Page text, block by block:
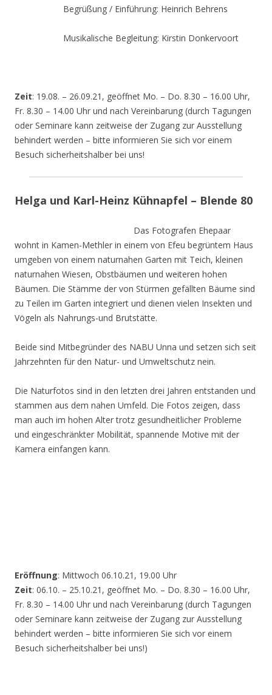
Begrüßung / Einführung: Heinrich Behrens
Musikalische Begleitung: Kirstin Donkervoort
Zeit: 19.08. – 26.09.21, geöffnet Mo. – Do. 8.30 – 16.00 Uhr,
Fr. 8.30 – 14.00 Uhr und nach Vereinbarung (durch Tagungen
oder Seminare kann zeitweise der Zugang zur Ausstellung
behindert werden – bitte informieren Sie sich vor einem
Besuch sicherheitshalber bei uns!
Helga und Karl-Heinz Kühnapfel – Blende 80
Das Fotografen Ehepaar
wohnt in Kamen-Methler in einem von Efeu begrüntem Haus
umgeben von einem naturnahen Garten mit Teich, kleinen
naturnahen Wiesen, Obstbäumen und weiteren hohen
Bäumen. Die Stämme der von Stürmen gefällten Bäume sind
zu Teilen im Garten integriert und dienen vielen Insekten und
Vögeln als Nahrungs-und Brutstätte.
Beide sind Mitbegründer des NABU Unna und setzen sich seit
Jahrzehnten für den Natur- und Umweltschutz nein.
Die Naturfotos sind in den letzten drei Jahren entstanden und
stammen aus dem nahen Umfeld. Die Fotos zeigen, dass
man auch im hohen Alter trotz gesundheitlicher Probleme
und eingeschränkter Mobilität, spannende Motive mit der
Kamera einfangen kann.
Eröffnung: Mittwoch 06.10.21, 19.00 Uhr
Zeit: 06.10. – 25.10.21, geöffnet Mo. – Do. 8.30 – 16.00 Uhr,
Fr. 8.30 – 14.00 Uhr und nach Vereinbarung (durch Tagungen
oder Seminare kann zeitweise der Zugang zur Ausstellung
behindert werden – bitte informieren Sie sich vor einem
Besuch sicherheitshalber bei uns!)